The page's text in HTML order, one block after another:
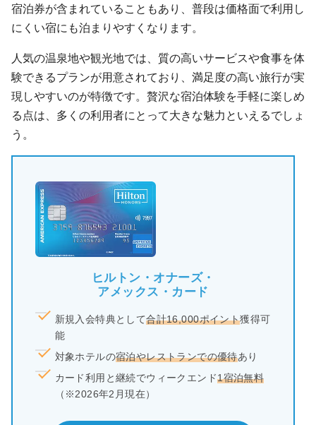
宿泊券が含まれていることもあり、普段は価格面で利用し
にくい宿にも泊まりやすくなります。
人気の温泉地や観光地では、質の高いサービスや食事を体
験できるプランが用意されており、満足度の高い旅行が実
現しやすいのが特徴です。贅沢な宿泊体験を手軽に楽しめ
る点は、多くの利用者にとって大きな魅力といえるでしょ
う。
ヒルトン・オナーズ・
アメックス・カード
新規入会特典として合計16,000ポイント獲得可
能
対象ホテルの宿泊やレストランでの優待あり
カード利用と継続でウィークエンド1宿泊無料
（※2026年2月現在）